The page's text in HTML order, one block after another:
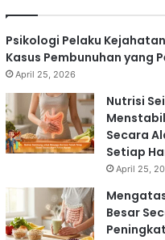
Psikologi Pelaku
Kasus Pembunuhan yang
April 25, 2026
Nutrisi
Secara
Setiap
April 25,
Besar